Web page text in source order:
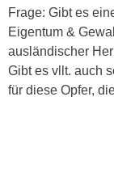
Frage: Gibt es
Eigentum &
ausländischer
Gibt es vllt. auch
für diese Opfer,